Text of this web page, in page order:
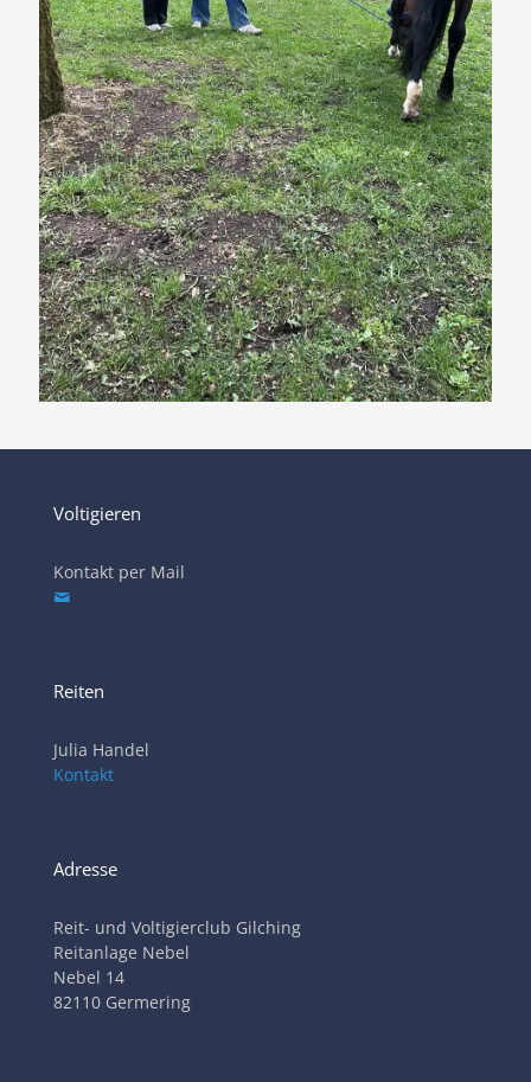
Voltigieren
Kontakt per Mail
Reiten
Julia Handel
Kontakt
Adresse
Reit- und Voltigierclub Gilching
Reitanlage Nebel
Nebel 14
82110 Germering